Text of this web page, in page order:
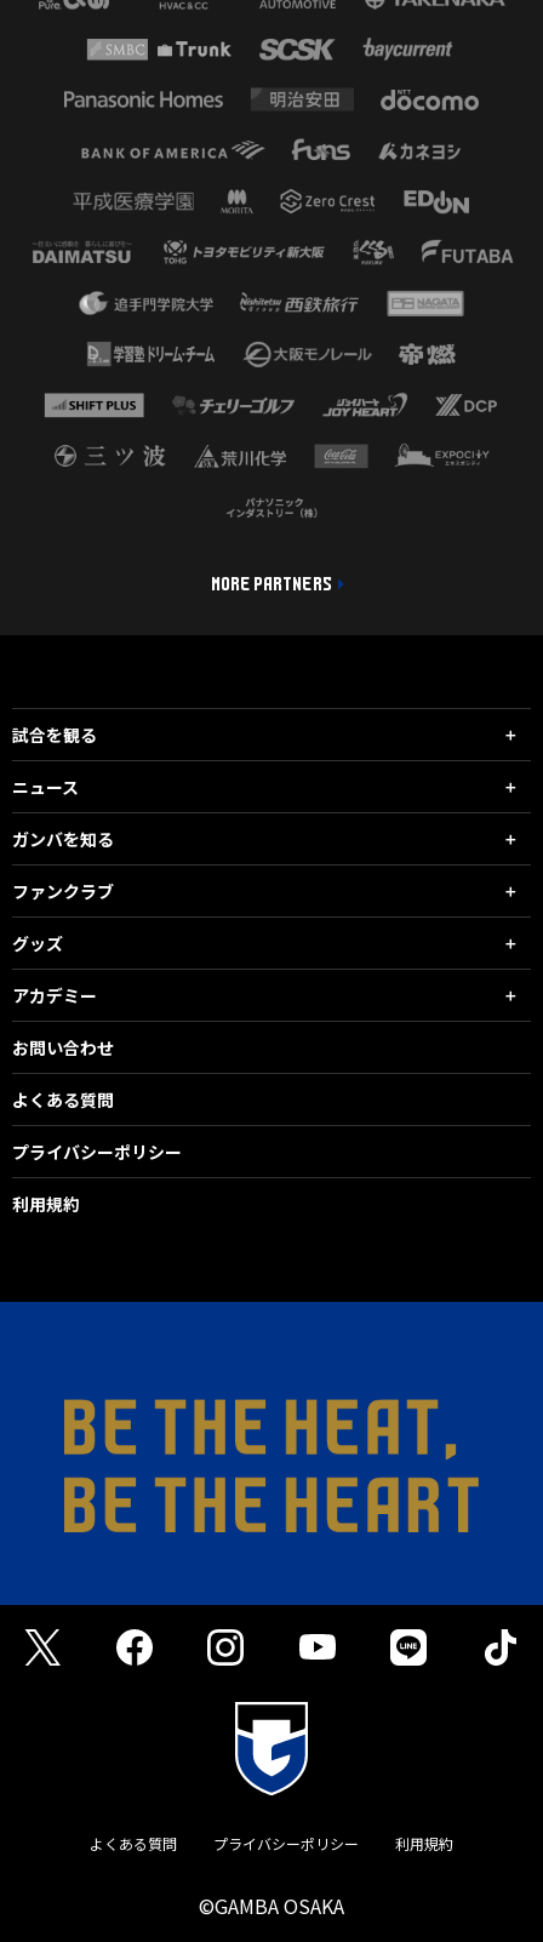
MORE PARTNERS
試合を観る
ニュース
ガンバを知る
ファンクラブ
グッズ
アカデミー
お問い合わせ
よくある質問
プライバシーポリシー
利用規約
よくある質問 プライバシーポリシー 利用規約
©GAMBA OSAKA